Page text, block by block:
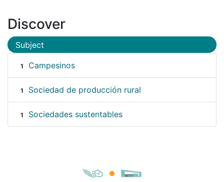
Discover
Subject
1 Campesinos
1 Sociedad de producción rural
1 Sociedades sustentables